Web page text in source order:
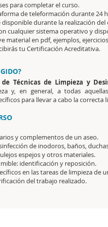
para completar el curso.
de teleformación durante 24
durante la realización del
cualquier sistema operativo y
material en pdf, ejemplos,
tu Certificación Acreditativa.
Técnicas de Limpieza y
y, en general, a todas
para llevar a cabo la correcta
y complementos de un aseo.
de inodoros, baños,
espejos y otros materiales.
identificación y reposición.
en las tareas de limpieza de
del trabajo realizado.